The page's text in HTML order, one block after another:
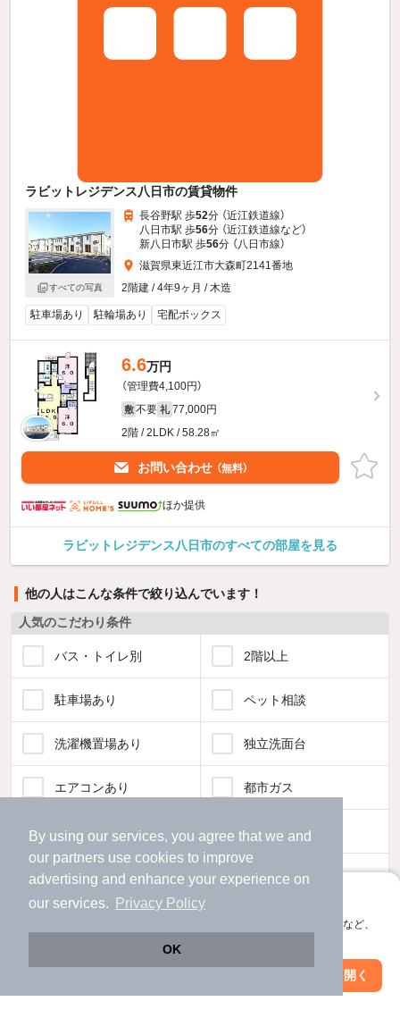
By using our services, you agree that we and
our partners use cookies to improve
advertising and enhance your experience on
our services.
Privacy Policy
OK
アプリに切り替えて、サクサクお部屋探し
会員登録なしですぐ使える。マップ検索やお気に入り保存など、
アプリを開く
ラビットレジデンス八日市の賃貸物件
すべての写真
長谷野駅 歩52分 （近江鉄道線）
八日市駅 歩56分 （近江鉄道線など）
新八日市駅 歩56分 （八日市線）
滋賀県東近江市大森町2141番地
2階建 / 4年9ヶ月 / 木造
駐車場あり 駐輪場あり 宅配ボックス
6.6万円
（管理費4,100円）
敷 不要 礼 77,000円
2階 / 2LDK / 58.28㎡
お問い合わせ （無料）
ほか提供
ラビットレジデンス八日市のすべての部屋を見る
他の人はこんな条件で絞り込んでいます！
人気のこだわり条件
バス・トイレ別 2階以上
駐車場あり ペット相談
洗濯機置場あり 独立洗面台
エアコンあり 都市ガス
温水洗浄便座 オートロック
コンロ2口以上 追焚き機能
インターネット無料
絞り込み条件を変更